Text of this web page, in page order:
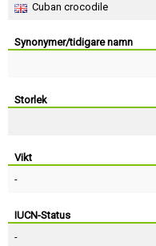
Cuban crocodile
Synonymer/tidigare namn
Storlek
Vikt
-
IUCN-Status
-